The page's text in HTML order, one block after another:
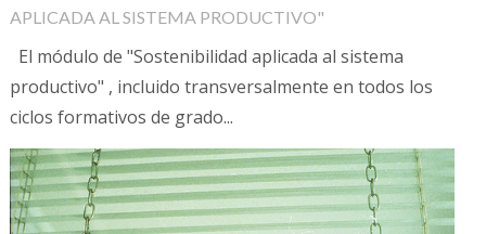
APLICADA AL SISTEMA PRODUCTIVO"
El módulo de "Sostenibilidad aplicada al sistema
productivo" , incluido transversalmente en todos los
ciclos formativos de grado...